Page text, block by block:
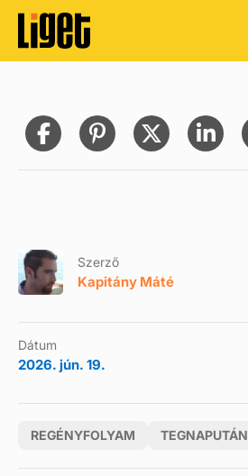
Szerző
Kapitány Máté
Dátum
2026. jún. 19.
REGÉNYFOLYAM TEGNAPUTÁN